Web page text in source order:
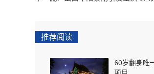
推荐阅读
60岁翻身唯